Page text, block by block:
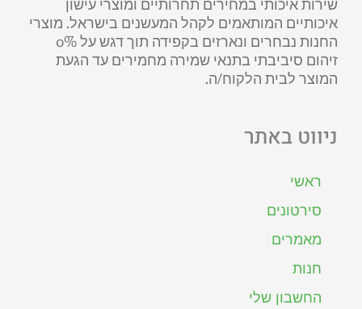
שירות איכותי במחירים תחרותיים ומוצרי עישון
איכותיים המותאמים לקהל המעשנים בישראל. מוצרי
החנות נבחרים ונארזים בקפידה תוך דגש על 0%
זיהום סיביבתי בתנאי שמירה מחמירים עד הגעת
המוצר לבית הלקוח/ה.
ניווט באתר
ראשי
סירטונים
מאמרים
חנות
החשבון שלי